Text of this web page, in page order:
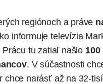
regiónoch a práve
informuje televízia
Prácu tu zatiaľ našlo
. V súčastnosti
chce narásť až na 32-